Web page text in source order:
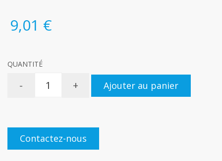
9,01 €
QUANTITÉ
- + Ajouter au panier
Contactez-nous